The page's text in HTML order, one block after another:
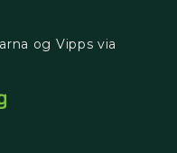
og Vipps via